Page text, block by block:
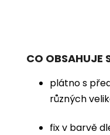
CO OBSAHUJE
plátno s
různých
fix v barvě